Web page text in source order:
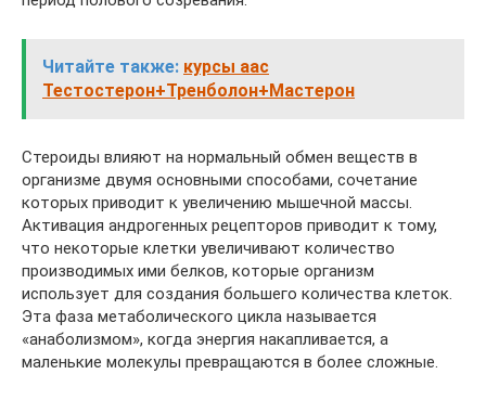
Читайте также: курсы аас
Тестостерон+Тренболон+Мастерон
Стероиды влияют на нормальный обмен веществ в
организме двумя основными способами, сочетание
которых приводит к увеличению мышечной массы.
Активация андрогенных рецепторов приводит к тому,
что некоторые клетки увеличивают количество
производимых ими белков, которые организм
использует для создания большего количества клеток.
Эта фаза метаболического цикла называется
«анаболизмом», когда энергия накапливается, а
маленькие молекулы превращаются в более сложные.